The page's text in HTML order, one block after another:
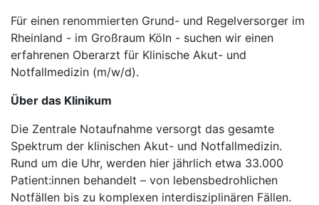
Für einen renommierten Grund- und Regelversorger im
Rheinland - im Großraum Köln - suchen wir einen
erfahrenen Oberarzt für Klinische Akut- und
Notfallmedizin (m/w/d).
Über das Klinikum
Die Zentrale Notaufnahme versorgt das gesamte
Spektrum der klinischen Akut- und Notfallmedizin.
Rund um die Uhr, werden hier jährlich etwa 33.000
Patient:innen behandelt – von lebensbedrohlichen
Notfällen bis zu komplexen interdisziplinären Fällen.